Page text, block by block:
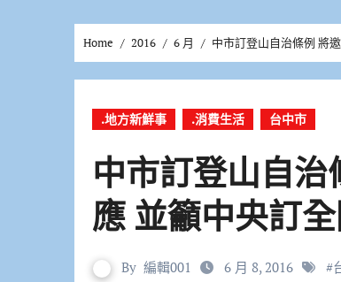
Home 2016 6 月 中市訂登山自治條例 將
.地方新鮮事 .消費生活 台中市
中市訂登山自
應 並籲中央訂
By 編輯001 6 月 8, 2016 #